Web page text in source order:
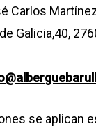
Carlos
Galicia,40,
se aplican